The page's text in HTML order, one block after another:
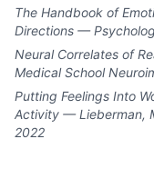
The Handbook of
Directions —
Neural Correlates of
Medical School
Putting Feelings Into
Activity — Lieberman,
2022